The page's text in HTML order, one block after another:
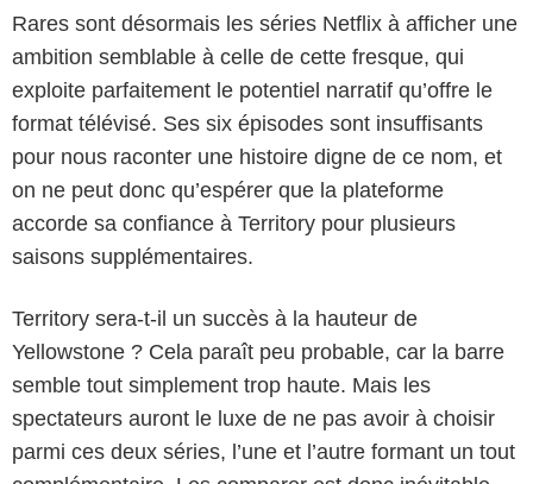
Rares sont désormais les séries Netflix à afficher une
ambition semblable à celle de cette fresque, qui
exploite parfaitement le potentiel narratif qu’offre le
format télévisé. Ses six épisodes sont insuffisants
pour nous raconter une histoire digne de ce nom, et
on ne peut donc qu’espérer que la plateforme
accorde sa confiance à Territory pour plusieurs
saisons supplémentaires.
Territory sera-t-il un succès à la hauteur de
Yellowstone ? Cela paraît peu probable, car la barre
semble tout simplement trop haute. Mais les
spectateurs auront le luxe de ne pas avoir à choisir
parmi ces deux séries, l’une et l’autre formant un tout